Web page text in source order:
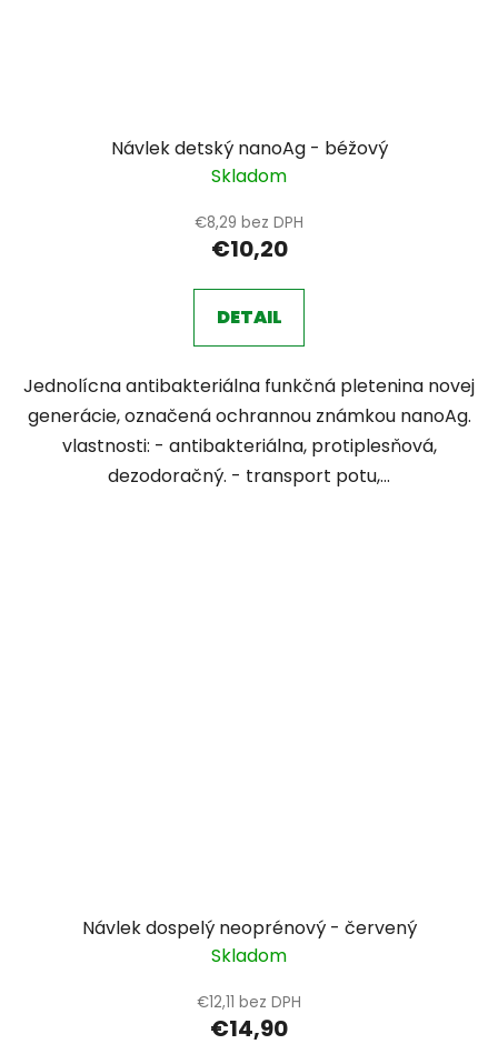
Návlek detský nanoAg - béžový
Skladom
€8,29 bez DPH
€10,20
DETAIL
Jednolícna antibakteriálna funkčná pletenina novej
generácie, označená ochrannou známkou nanoAg.
vlastnosti: - antibakteriálna, protiplesňová,
dezodoračný. - transport potu,...
Návlek dospelý neoprénový - červený
Skladom
€12,11 bez DPH
€14,90